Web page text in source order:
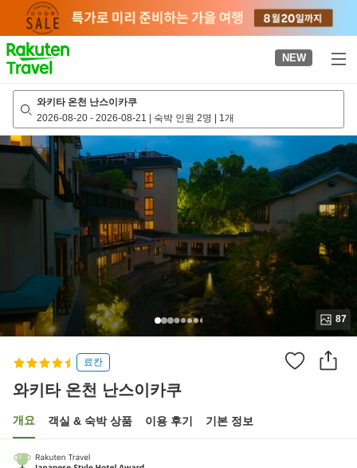
page
NEW
와키타 온천 난스이카쿠
2026-08-20 - 2026-08-21 | 숙박 인원 2명 | 1개
87
료칸
와키타 온천 난스이카쿠
개요 객실 & 숙박 상품 이용 후기 기본 정보